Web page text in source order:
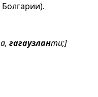
гагаузланти;]